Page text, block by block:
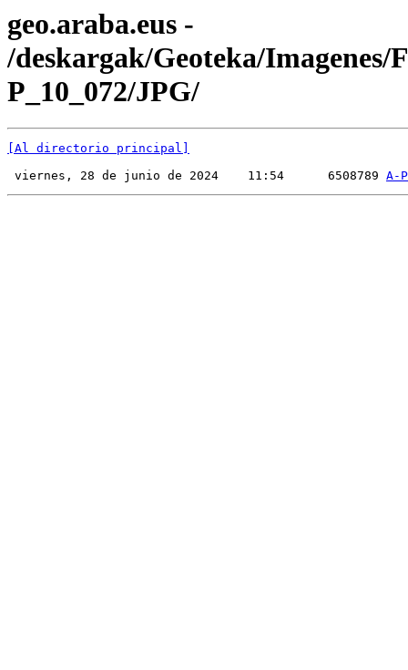
geo.araba.eus -
/deskargak/Geoteka/Imagenes/
P_10_072/JPG/
[Al directorio principal]
viernes, 28 de junio de 2024    11:54      6508789 A-